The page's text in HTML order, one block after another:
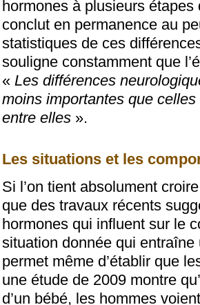
hormones à plusieurs étapes
conclut en permanence au
statistiques de ces
souligne constamment que
« Les différences
moins importantes que
entre elles ».
Les situations et les
Si l’on tient absolument
que des travaux récents
hormones qui influent sur le
situation donnée qui
permet même d’établir que
une étude de 2009 montre
d’un bébé, les hommes